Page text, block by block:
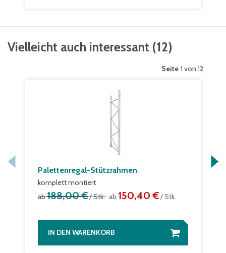
Vielleicht auch interessant (12)
Seite 1 von 12
Palettenregal-Stützrahmen
komplett montiert
ab188,00 €/ Stk. ab 150,40 €/ Stk.
IN DEN WARENKORB